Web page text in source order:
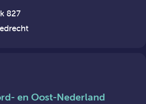
827
en Oost-Nederland